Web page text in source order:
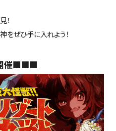
！
をぜひ手に入れよう！
催■■■